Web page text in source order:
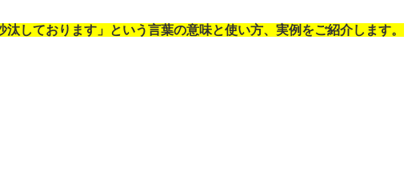
汰しております」という言葉の意味と使い方、実例をご紹介します。